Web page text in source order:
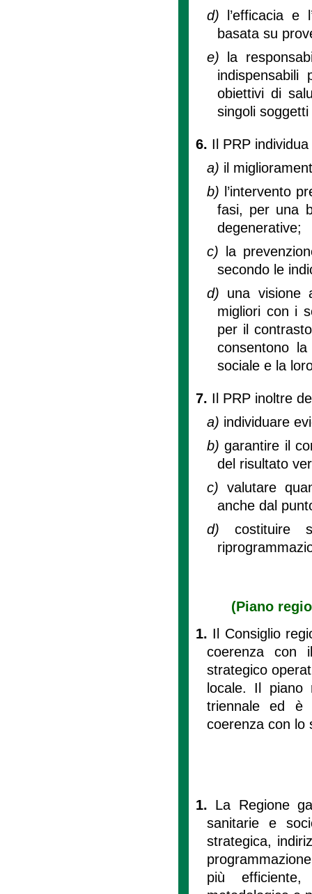
d)
l’efficacia e
basata su
e)
la
obiettivi di
singoli
6. Il PRP
a) il
b) l’intervento
fasi, per una
degenerative;
c)
la
secondo le
d) una visione
migliori con i
per il
consentono
sociale e la
7. Il PRP inoltre
a) individuare
b)garantire il
del risultato
c) valutare
anche dal
d) costituire
(Piano
1. Il Consiglio
coerenza con
strategico
locale. Il piano
triennale ed è
coerenza con lo
1. La Regione
sanitarie e
strategica,
più